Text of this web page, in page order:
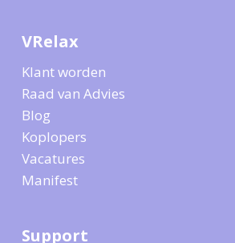
VRelax
Klant worden
Raad van Advies
Blog
Koplopers
Vacatures
Manifest
Support